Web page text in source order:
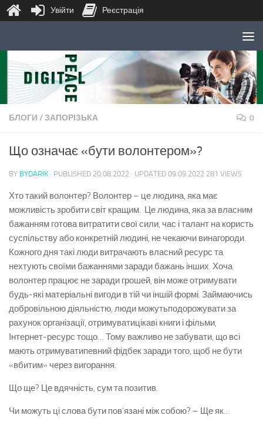
Skip to content
БЛОГИ /ЗАПОРІЗЬКА 0
Що означає «бути волонтером»?
BY BYDARIK · PUBLISHED 20.08.2022 · UPDATED 09.09.2022 281 VIEWS
Хтотакий волонтер? Волонтер – целюдина, яка має
можливістьзробитисвіт кращим. Целюдина, яка завласним
бажанням готовавитратитисвоїсили, час і талант накористь
суспільствуабо конкретнійлюдині, не чекаючи винагороди.
Кожного дня такілюди витрачають власний ресурс та
нехтуютьсвоїми бажаннямизаради бажань інших. Хоча
волонтер працює незаради грошей, він можеотримувати
будь-які матеріальні вигоди втій чи іншійформі. Займаючись
добровільноюдіяльністю, люди можутьподорожуватиза
рахунокорганізації, отримуватицікаві книги іфільми,
Інтернет-ресурс тощо… Тому важливо незабувати, що всі
маютьотримуватипевнийфідбекзарадитого, щоб не бути
«вбитим» через вигорання.
Що ще? Це вдячність, сумта позитив.
Чи можуть ціслова бути пов‘язані міжсобою? – Ще як…
Увійти Реєстрація